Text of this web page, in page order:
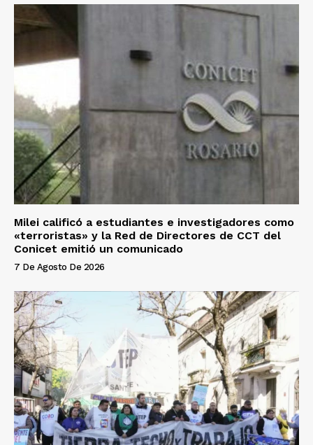
Milei calificó a estudiantes e investigadores como
«terroristas» y la Red de Directores de CCT del
Conicet emitió un comunicado
7 De Agosto De 2026